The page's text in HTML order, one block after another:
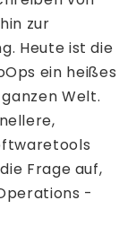
zur
Heute ist die
ein heißes
Welt.
Frage auf,
-